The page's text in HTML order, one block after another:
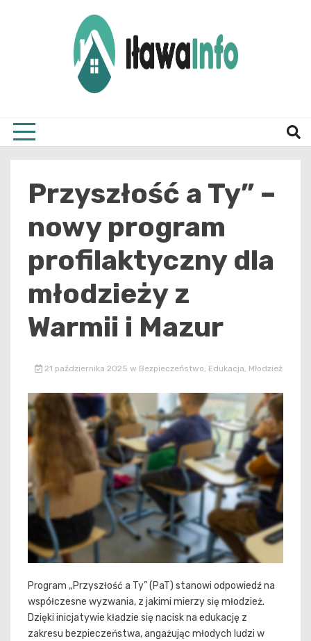
Przyszłość a Ty” –
nowy program
profilaktyczny dla
młodzieży z
Warmii i Mazur
21 października 2025 w Bezpieczeństwo, Edukacja, Młodzież
Program „Przyszłość a Ty” (PaT) stanowi odpowiedź na
współczesne wyzwania, z jakimi mierzy się młodzież.
Dzięki inicjatywie kładzie się nacisk na edukację z
zakresu bezpieczeństwa, angażując młodych ludzi w